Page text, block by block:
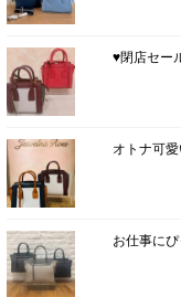
♥閉店セー
オトナ可
お仕事に